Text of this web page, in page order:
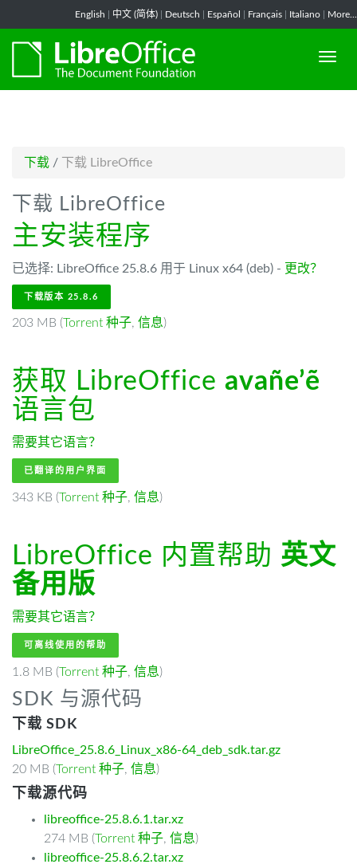
English 中文 (简体) Deutsch Español Français Italiano More...
下载 / 下载 LibreOffice
下载 LibreOffice
主安装程序
已选择: LibreOffice 25.8.6 用于 Linux x64 (deb) - 更改？
下载版本 25.8.6
203 MB (Torrent 种子, 信息)
获取 LibreOffice avañe’ẽ
语言包
需要其它语言？
已翻译的用户界面
343 KB (Torrent 种子, 信息)
LibreOffice 内置帮助 英文
备用版
需要其它语言？
可离线使用的帮助
1.8 MB (Torrent 种子, 信息)
SDK 与源代码
下载 SDK
LibreOffice_25.8.6_Linux_x86-64_deb_sdk.tar.gz
20 MB (Torrent 种子, 信息)
下载源代码
libreoffice-25.8.6.1.tar.xz
274 MB (Torrent 种子, 信息)
libreoffice-25.8.6.2.tar.xz